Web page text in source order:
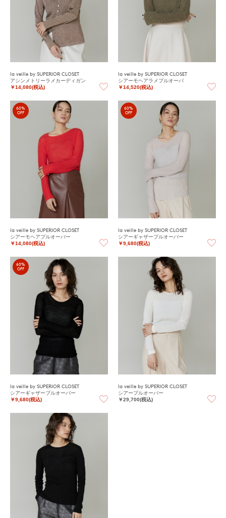
la veille by SUPERIOR CLOSET
アシンメトリーラメカーディガン
￥14,080(税込)
la veille by SUPERIOR CLOSET
シアーモヘアラメプルオーバ
￥14,520(税込)
60%
OFF
la veille by SUPERIOR CLOSET
シアーモヘアプルオーバー
￥14,080(税込)
60%
OFF
la veille by SUPERIOR CLOSET
シアーギャザープルオーバー
￥9,680(税込)
60%
OFF
la veille by SUPERIOR CLOSET
シアーギャザープルオーバー
￥9,680(税込)
la veille by SUPERIOR CLOSET
シアープルオーバー
￥29,700(税込)